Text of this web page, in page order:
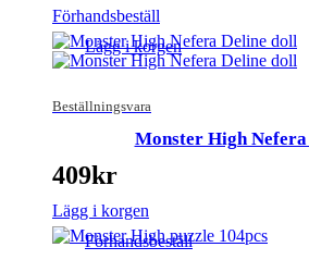
Förhandsbeställ
Beställningsvara
Lägg i korgen
Monster High
409kr
Lägg i korgen
Förhandsbeställ